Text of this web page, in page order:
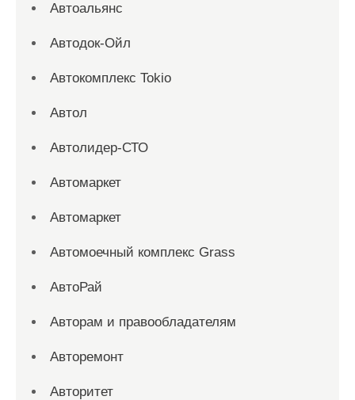
Автоальянс
Автодок-Ойл
Автокомплекс Tokio
Автол
Автолидер-СТО
Автомаркет
Автомаркет
Автомоечный комплекс Grass
АвтоРай
Авторам и правообладателям
Авторемонт
Авторитет